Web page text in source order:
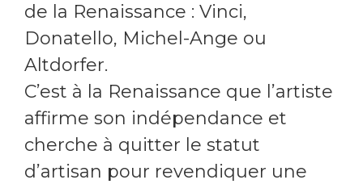
de la Renaissance : Vinci,
Donatello, Michel-Ange ou
Altdorfer.
C’est à la Renaissance que l’artiste
affirme son indépendance et
cherche à quitter le statut
d’artisan pour revendiquer une